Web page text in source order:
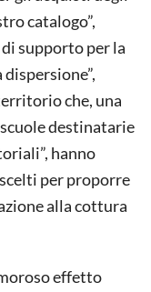
catalogo”,
supporto per la
che, una
destinatarie
hanno
per proporre
alla cottura
effetto